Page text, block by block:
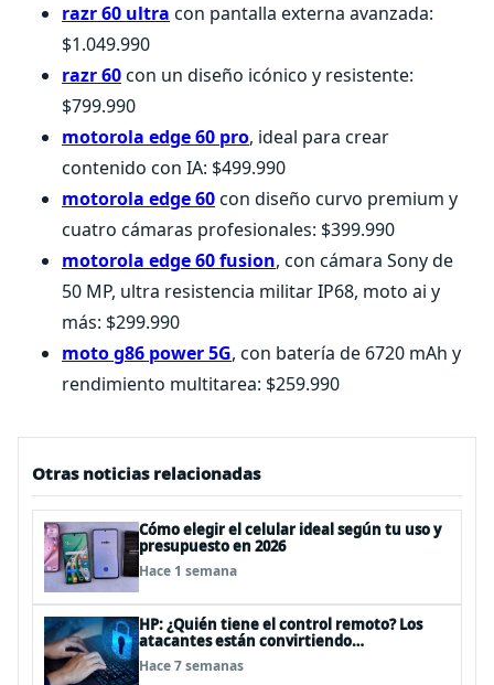
razr 60 ultra con pantalla externa avanzada:
$1.049.990
razr 60con un diseño icónico y resistente:
$799.990
motorola edge 60 pro, ideal para crear
contenido con IA: $499.990
motorola edge 60con diseño curvo premium y
cuatro cámaras profesionales: $399.990
motorola edge 60 fusion, con cámara Sony de
50 MP, ultra resistencia militar IP68, moto ai y
más: $299.990
moto g86 power 5G, con batería de 6720 mAh y
rendimiento multitarea: $259.990
Otras noticias relacionadas
Cómo elegir el celular ideal según tu uso y
presupuesto en 2026
Hace 1 semana
HP: ¿Quién tiene el control remoto? Los
atacantes están convirtiendo
herramientas legítimas de acceso remoto
en puertas alternativas
Hace 7 semanas